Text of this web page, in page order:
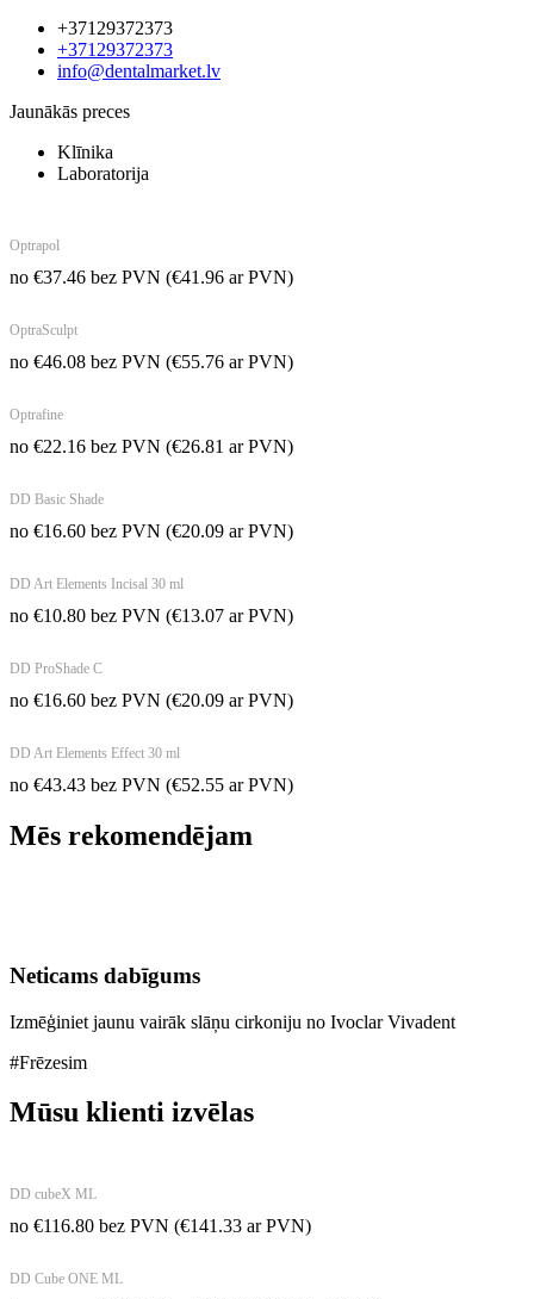
+37129372373
+37129372373
info@dentalmarket.lv
Jaunākās preces
Klīnika
Laboratorija
Optrapol
no €37.46 bez PVN (€41.96 ar PVN)
OptraSculpt
no €46.08 bez PVN (€55.76 ar PVN)
Optrafine
no €22.16 bez PVN (€26.81 ar PVN)
DD Basic Shade
no €16.60 bez PVN (€20.09 ar PVN)
DD Art Elements Incisal 30 ml
no €10.80 bez PVN (€13.07 ar PVN)
DD ProShade C
no €16.60 bez PVN (€20.09 ar PVN)
DD Art Elements Effect 30 ml
no €43.43 bez PVN (€52.55 ar PVN)
Mēs rekomendējam
Neticams dabīgums
Izmēģiniet jaunu vairāk slāņu cirkoniju no Ivoclar Vivadent
#Frēzesim
Mūsu klienti izvēlas
DD cubeX ML
no €116.80 bez PVN (€141.33 ar PVN)
DD Cube ONE ML